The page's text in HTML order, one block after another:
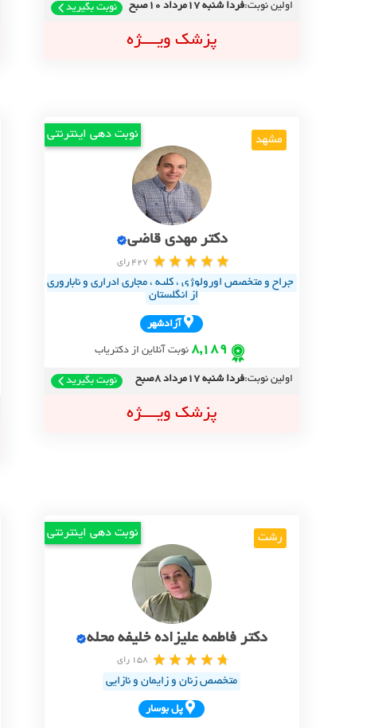
اولین نوبت:فردا شنبه 17مرداد 10صبح نوبت بگیرید
پزشک ویــــژه
مشهد نوبت دهی اینترنتی
دکتر مهدی قاضی
427 رای
جراح و متخصص اورولوژی ، کلیه ، مجاری ادراری و ناباروری
از انگلستان
آزادشهر
8,189 نوبت آنلاین از دکتریاب
اولین نوبت:فردا شنبه 17مرداد 8صبح نوبت بگیرید
پزشک ویــــژه
رشت نوبت دهی اینترنتی
دکتر فاطمه علیزاده خلیفه محله
158 رای
متخصص زنان و زایمان و نازایی
پل بوسار